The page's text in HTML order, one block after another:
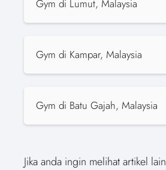
Gym di Lumut, Malaysia
Gym di Kampar, Malaysia
Gym di Batu Gajah, Malaysia
Jika anda ingin melihat artikel